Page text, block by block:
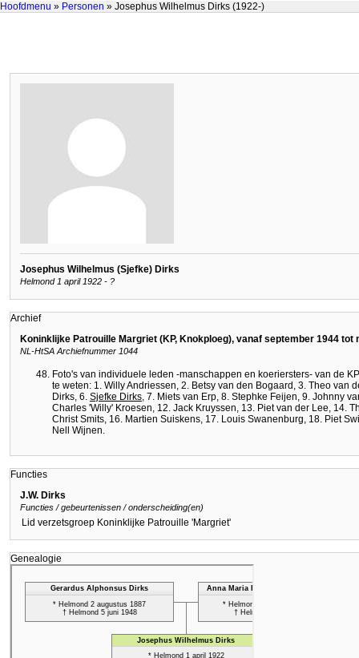
Hoofdmenu » Personen » Josephus Wilhelmus Dirks (1922-)
Josephus Wilhelmus (Sjefke) Dirks
Helmond 1 april 1922 - ?
Archief
Koninklijke Patrouille Margriet (KP, Knokploeg), vanaf september 1944 tot
NL-HtSA Archiefnummer 1044
Foto's van individuele leden -manschappen en koeriersters- van de
te weten: 1. Willy Andriessen, 2. Betsy van den Bogaard, 3. Theo van
Dirks, 6. Sjefke Dirks , 7. Miets van Erp, 8. Stephke Feijen, 9. Johnny
Charles 'Willy' Kroesen, 12. Jack Kruyssen, 13. Piet van der Lee, 14.
Christ Smits, 16. Martien Suiskens, 17. Louis Swanenburg, 18. Piet
Nell Wijnen.
Functies
J.W. Dirks
Functies / gebeurtenissen / onderscheiding(en)
Lid verzetsgroep Koninklijke Patrouille 'Margriet'
Genealogie